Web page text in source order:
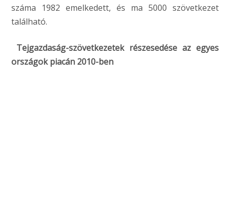
száma 1982 emelkedett, és ma 5000 szövetkezet
található.
Tejgazdaság-szövetkezetek részesedése az egyes
országok piacán 2010-ben